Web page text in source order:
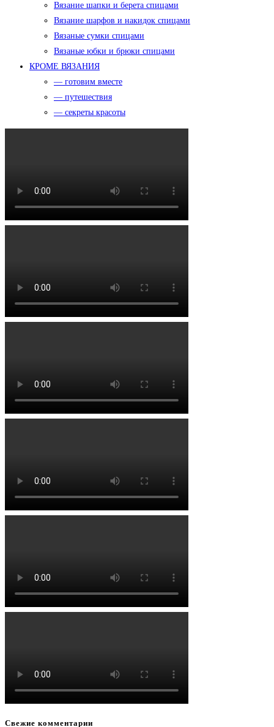
Вязание шапки и берета спицами
Вязание шарфов и накидок спицами
Вязаные сумки спицами
Вязаные юбки и брюки спицами
КРОМЕ ВЯЗАНИЯ
— готовим вместе
— путешествия
— секреты красоты
Свежие комментарии